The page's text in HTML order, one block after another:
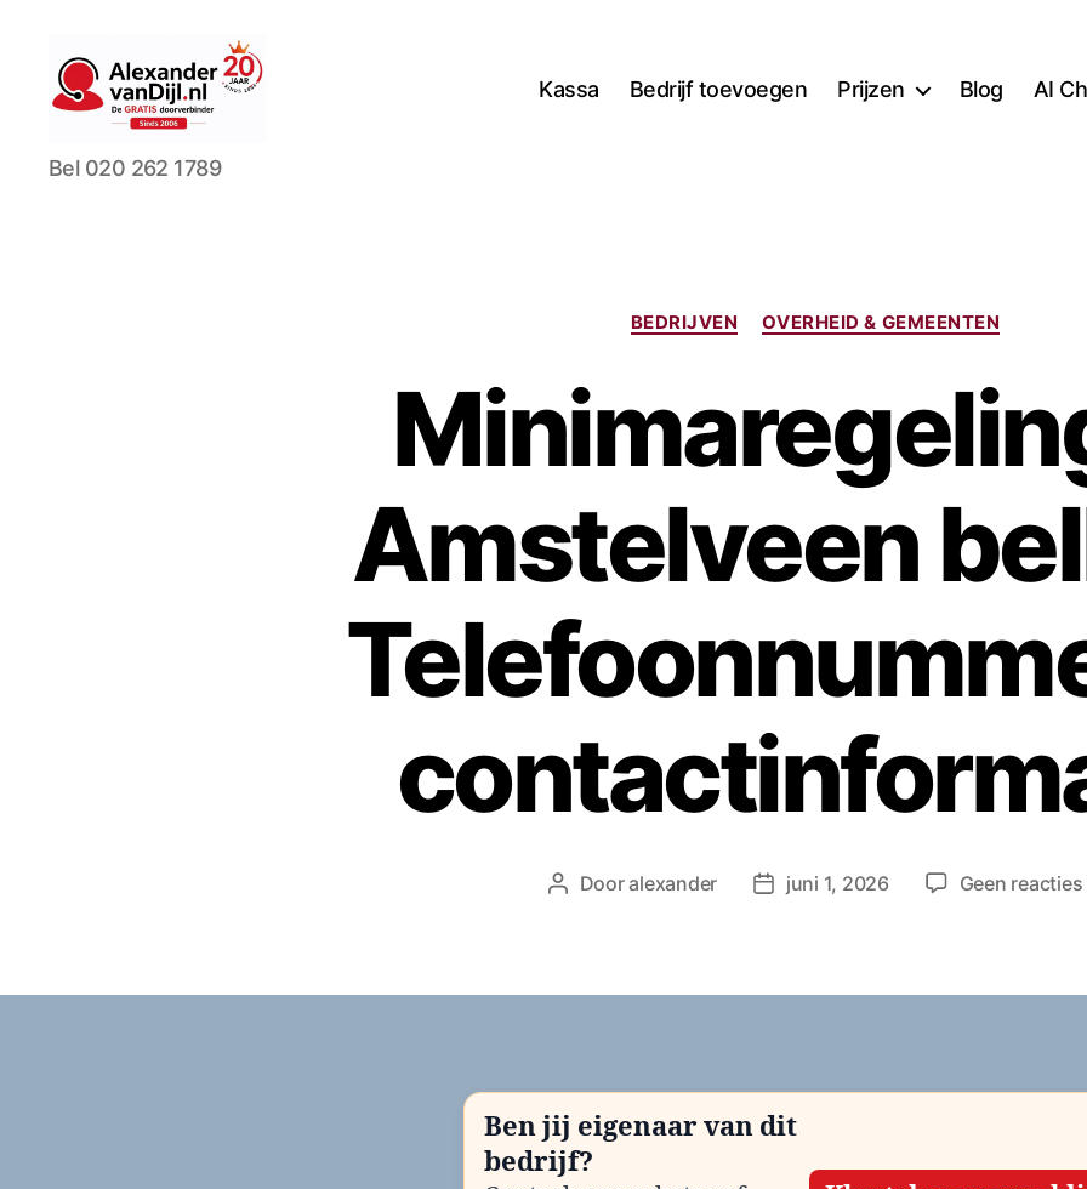
AlexandervanDijl.nl
Bel 020 262 1789
Kassa Bedrijf toevoegen Prijzen Blog AI
Categorieën
BEDRIJVEN OVERHEID & GEMEENTEN
Amstelveen
Berichtauteur
Dooralexander Berichtdatum
juni 1, 2026 Geen reacties
Ben jij eigenaar van dit
bedrijf?